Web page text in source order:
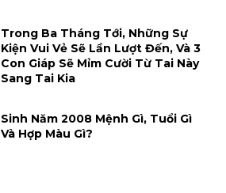
Trong Ba Tháng Tới, Những Sự
Kiện Vui Vẻ Sẽ Lần Lượt Đến, Và 3
Con Giáp Sẽ Mỉm Cười Từ Tai Này
Sang Tai Kia
Sinh Năm 2008 Mệnh Gì, Tuổi Gì
Và Hợp Màu Gì?